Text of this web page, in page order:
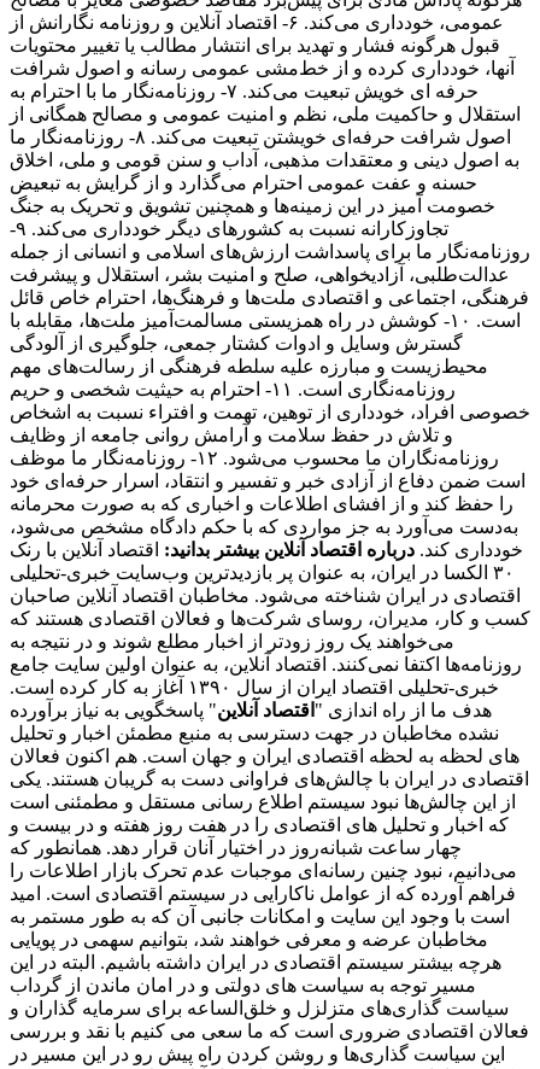
عمومی، خودداری می‌کند. ۶- اقتصاد آنلاین و روزنامه نگارانش از
قبول هرگونه فشار و تهدید برای انتشار مطالب یا تغییر محتویات
آنها، خودداری کرده و از خط‌مشی عمومی رسانه و اصول شرافت
حرفه ای خویش تبعیت می‌کند. ۷- روزنامه‌نگار ما با احترام به
استقلال و حاکمیت ملی، نظم و امنیت عمومی و مصالح همگانی از
اصول شرافت حرفه‌ای خویشتن تبعیت می‌کند. ۸- روزنامه‌نگار ما
به اصول دینی و معتقدات مذهبی، آداب و سنن قومی و ملی، اخلاق
حسنه و عفت عمومی احترام می‌گذارد و از گرایش به تبعیض
خصومت آمیز در این زمینه‌ها و همچنین تشویق و تحریک به جنگ
تجاوزکارانه نسبت به کشورهای دیگر خودداری می‌کند. ۹-
روزنامه‌نگار ما برای پاسداشت ارزش‌های اسلامی و انسانی از جمله
عدالت‌طلبی، آزادیخواهی، صلح و امنیت بشر، استقلال و پیشرفت
فرهنگی، اجتماعی و اقتصادی ملت‌ها و فرهنگ‌ها، احترام خاص قائل
است. ۱۰- کوشش در راه همزیستی مسالمت‌آمیز ملت‌ها، مقابله با
گسترش وسایل و ادوات کشتار جمعی، جلوگیری از آلودگی
محیط‌زیست و مبارزه علیه سلطه فرهنگی از رسالت‌های مهم
روزنامه‌نگاری است. ۱۱- احترام به حیثیت شخصی و حریم
خصوصی افراد، خودداری از توهین، تهمت و افتراء نسبت به اشخاص
و تلاش در حفظ سلامت و آرامش روانی جامعه از وظایف
روزنامه‌نگاران ما محسوب می‌شود. ۱۲- روزنامه‌نگار ما موظف
است ضمن دفاع از آزادی خبر و تفسیر و انتقاد، اسرار حرفه‌ای خود
را حفظ کند و از افشای اطلاعات و اخباری که به صورت محرمانه
به‌دست می‌آورد به جز مواردی که با حکم دادگاه مشخص می‌شود،
خودداری کند. درباره اقتصاد آنلاین بیشتر بدانید: اقتصاد آنلاین با رنک
۳۰ الکسا در ایران، به عنوان پر بازدیدترین وب‌سایت خبری-تحلیلی
اقتصادی در ایران شناخته می‌شود. مخاطبان اقتصاد آنلاین صاحبان
کسب و کار، مدیران، روسای شرکت‌ها و فعالان اقتصادی هستند که
می‌خواهند یک روز زودتر از اخبار مطلع شوند و در نتیجه به
روزنامه‌ها اکتفا نمی‌کنند. اقتصاد آنلاین، به عنوان اولین سایت جامع
خبری-تحلیلی اقتصاد ایران از سال ۱۳۹۰ آغاز به کار کرده است.
هدف ما از راه اندازی " اقتصاد آنلاین" پاسخگویی به نیاز برآورده
نشده مخاطبان در جهت دسترسی به منبع مطمئن اخبار و تحلیل
های لحظه به لحظه اقتصادی ایران و جهان است. هم اکنون فعالان
اقتصادی در ایران با چالش‌های فراوانی دست به گریبان هستند. یکی
از این چالش‌ها نبود سیستم اطلاع رسانی مستقل و مطمئنی است
که اخبار و تحلیل های اقتصادی را در هفت روز هفته و در بیست و
چهار ساعت شبانه‌روز در اختیار آنان قرار دهد. همانطور که
می‌دانیم، نبود چنین رسانه‌ای موجبات عدم تحرک بازار اطلاعات را
فراهم آورده که از عوامل ناکارایی در سیستم اقتصادی است. امید
است با وجود این سایت و امکانات جانبی آن که به طور مستمر به
مخاطبان عرضه و معرفی خواهند شد، بتوانیم سهمی در پویایی
هرچه بیشتر سیستم اقتصادی در ایران داشته باشیم. البته در این
مسیر توجه به سیاست های دولتی و در امان ماندن از گرداب
سیاست گذاری‌های متزلزل و خلق‌الساعه برای سرمایه گذاران و
فعالان اقتصادی ضروری است که ما سعی می کنیم با نقد و بررسی
این سیاست گذاری‌ها و روشن کردن راه پیش رو در این مسیر در